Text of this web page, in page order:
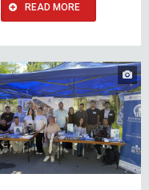
READ MORE